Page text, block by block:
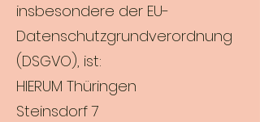
insbesondere der EU-
Datenschutzgrundverordnung
(DSGVO), ist:
HIERUM Thüringen
Steinsdorf 7